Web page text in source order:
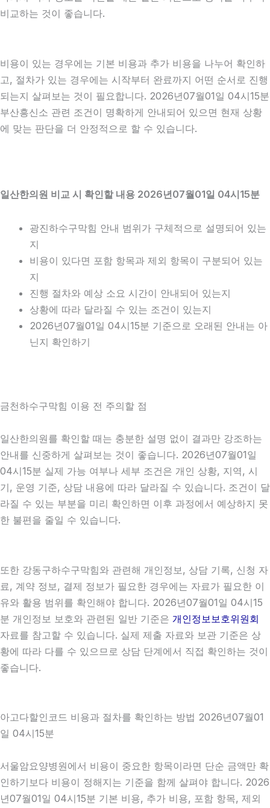
비교하는 것이 좋습니다.
비용이 있는 경우에는 기본 비용과 추가 비용을 나누어 확인하
고, 절차가 있는 경우에는 시작부터 완료까지 어떤 순서로 진행
되는지 살펴보는 것이 필요합니다. 2026년07월01일 04시15분
부산흥신소 관련 조건이 명확하게 안내되어 있으면 현재 상황
에 맞는 판단을 더 안정적으로 할 수 있습니다.
일산한의원 비교 시 확인할 내용 2026년07월01일 04시15분
광진하수구막힘 안내 범위가 구체적으로 설명되어 있는
지
비용이 있다면 포함 항목과 제외 항목이 구분되어 있는
지
진행 절차와 예상 소요 시간이 안내되어 있는지
상황에 따라 달라질 수 있는 조건이 있는지
2026년07월01일 04시15분 기준으로 오래된 안내는 아
닌지 확인하기
금천하수구막힘 이용 전 주의할 점
일산한의원를 확인할 때는 충분한 설명 없이 결과만 강조하는
안내를 신중하게 살펴보는 것이 좋습니다. 2026년07월01일
04시15분 실제 가능 여부나 세부 조건은 개인 상황, 지역, 시
기, 운영 기준, 상담 내용에 따라 달라질 수 있습니다. 조건이 달
라질 수 있는 부분을 미리 확인하면 이후 과정에서 예상하지 못
한 불편을 줄일 수 있습니다.
또한 강동구하수구막힘와 관련해 개인정보, 상담 기록, 신청 자
료, 계약 정보, 결제 정보가 필요한 경우에는 자료가 필요한 이
유와 활용 범위를 확인해야 합니다. 2026년07월01일 04시15
분 개인정보 보호와 관련된 일반 기준은 개인정보보호위원회
자료를 참고할 수 있습니다. 실제 제출 자료와 보관 기준은 상
황에 따라 다를 수 있으므로 상담 단계에서 직접 확인하는 것이
좋습니다.
아고다할인코드 비용과 절차를 확인하는 방법 2026년07월01
일 04시15분
서울암요양병원에서 비용이 중요한 항목이라면 단순 금액만 확
인하기보다 비용이 정해지는 기준을 함께 살펴야 합니다. 2026
년07월01일 04시15분 기본 비용, 추가 비용, 포함 항목, 제외